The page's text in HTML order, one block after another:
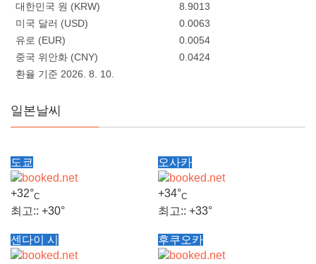
대한민국 원 (KRW)
8.9013
미국 달러 (USD)
0.0063
유로 (EUR)
0.0054
중국 위안화 (CNY)
0.0424
환율 기준 2026. 8. 10.
일본날씨
도쿄
+32°C
최고:: +30°
최저::+22°
오사카
+34°C
최고:: +33°
최저::+26°
센다이 시 후쿠오카